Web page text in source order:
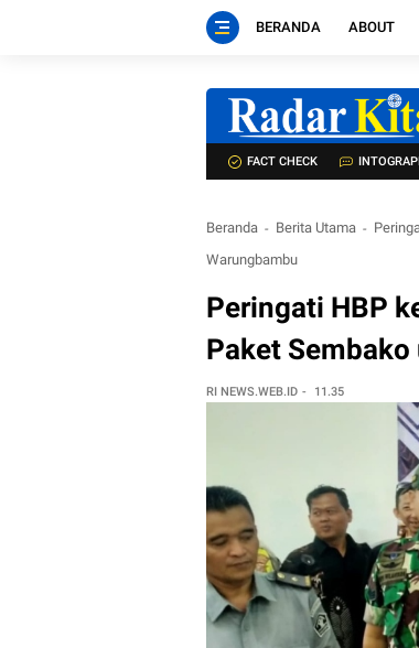
BERANDA ABOUT
FACT CHECK
Beranda Berita Utama
Warungbambu
Peringati HBP
Paket
RI NEWS.WEB.ID 11.35